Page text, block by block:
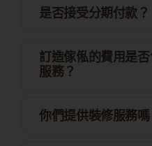
是否接受分期付款？
訂造傢俬的費用是
服務？
你們提供裝修服務嗎